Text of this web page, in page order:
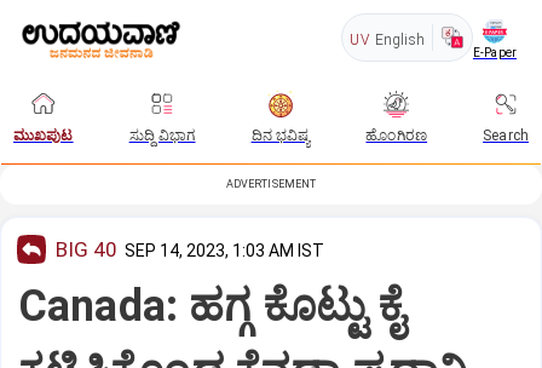
UV English
E-Paper
ಮುಖಪುಟ ಸುದ್ದಿ ವಿಭಾಗ ದಿನ ಭವಿಷ್ಯ ಹೊಂಗಿರಣ Search
ADVERTISEMENT
BIG 40 SEP 14, 2023, 1:03 AM IST
Canada: ಹಗ್ಗ ಕೊಟ್ಟು ಕೈ